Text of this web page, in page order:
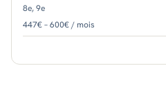
8e, 9e
447€ – 600€ / mois